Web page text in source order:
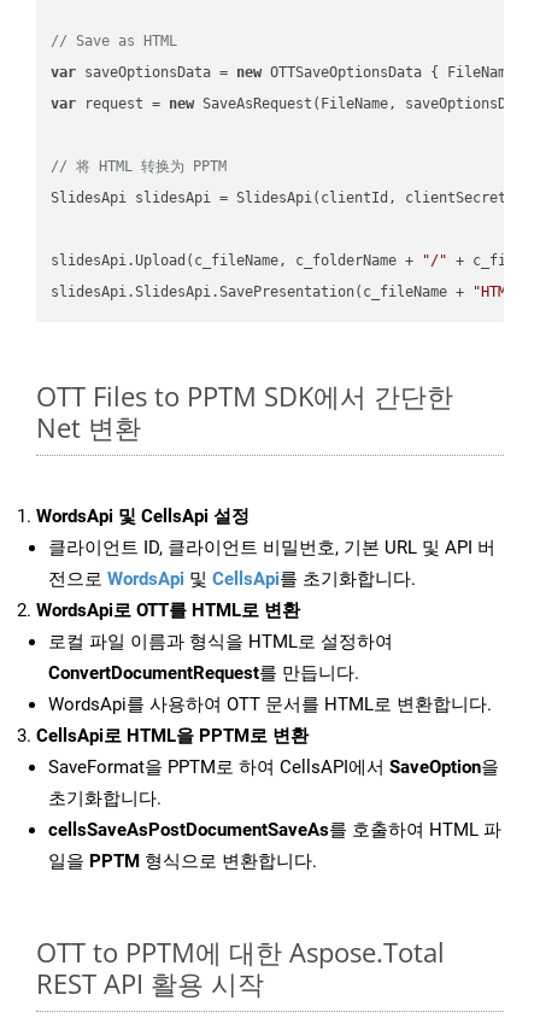
// Save as HTML
var saveOptionsData = new OTTSaveOptionsData { FileName =
var request = new SaveAsRequest(FileName,
// 将 HTML 转换为 PPTM
SlidesApi slidesApi = SlidesApi(clientId, clientSecret);
slidesApi.Upload(c_fileName, c_folderName + "/" +
slidesApi.SlidesApi.SavePresentation(c_fileName +
"HTML"
OTT Files to PPTM SDK에서 간단한
Net 변환
WordsApi 및 CellsApi 설정
클라이언트 ID, 클라이언트 비밀번호, 기본 URL 및 API 버
전으로 WordsApi 및 CellsApi를 초기화합니다.
WordsApi로 OTT를 HTML로 변환
로컬 파일 이름과 형식을 HTML로 설정하여
ConvertDocumentRequest를 만듭니다.
WordsApi를 사용하여 OTT 문서를 HTML로 변환합니다.
CellsApi로 HTML을 PPTM로 변환
SaveFormat을 PPTM로 하여 CellsAPI에서 SaveOption을
초기화합니다.
cellsSaveAsPostDocumentSaveAs를 호출하여 HTML 파
일을 PPTM 형식으로 변환합니다.
OTT to PPTM에 대한 Aspose.Total
REST API 활용 시작